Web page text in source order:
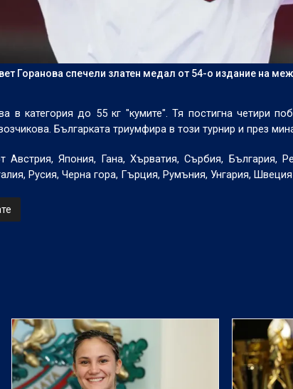
Горанова спечели златен медал от 54-о издание на
в категория до 55 кг "кумите". Тя постигна четири
Българката триумфира в този турнир и през
Австрия, Япония, Гана, Хърватия, Сърбия, България,
Русия, Черна гора, Гърция, Румъния, Унгария, Швеция